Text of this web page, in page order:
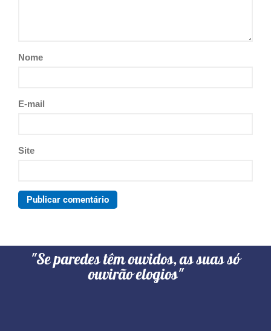
Nome
E-mail
Site
"Se paredes têm ouvidos, as suas só
ouvirão elogios"